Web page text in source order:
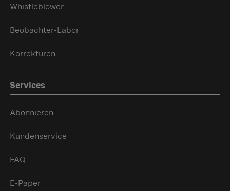
Whistleblower
Beobachter-Labor
Korrekturen
Services
Abonnieren
Kundenservice
FAQ
E-Paper